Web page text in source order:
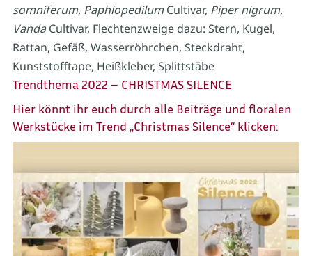
somniferum, PaphiopedilumCultivar, Piper nigrum,
VandaCultivar, Flechtenzweige dazu: Stern, Kugel,
Rattan, Gefäß, Wasserröhrchen, Steckdraht,
Kunststofftape, Heißkleber, Splittstäbe
Trendthema 2022 – CHRISTMAS SILENCE
Hier könnt ihr euch durch alle Beiträge und floralen
Werkstücke im Trend „Christmas Silence“ klicken: